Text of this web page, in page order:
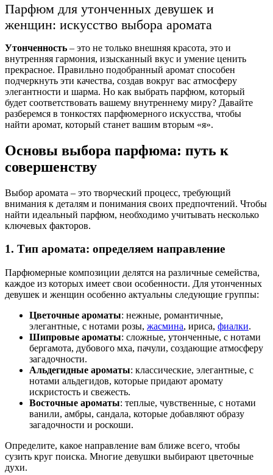
Парфюм для утонченных девушек и
женщин: искусство выбора аромата
Утонченность – это не только внешняя красота, это и
внутренняя гармония, изысканный вкус и умение ценить
прекрасное. Правильно подобранный аромат способен
подчеркнуть эти качества, создав вокруг вас атмосферу
элегантности и шарма. Но как выбрать парфюм, который
будет соответствовать вашему внутреннему миру? Давайте
разберемся в тонкостях парфюмерного искусства, чтобы
найти аромат, который станет вашим вторым «я».
Основы выбора парфюма: путь к
совершенству
Выбор аромата – это творческий процесс, требующий
внимания к деталям и понимания своих предпочтений. Чтобы
найти идеальный парфюм, необходимо учитывать несколько
ключевых факторов.
1. Тип аромата: определяем направление
Парфюмерные композиции делятся на различные семейства,
каждое из которых имеет свои особенности. Для утонченных
девушек и женщин особенно актуальны следующие группы:
Цветочные ароматы: нежные, романтичные,
элегантные, с нотами розы, жасмина, ириса, фиалки.
Шипровые ароматы: сложные, утонченные, с нотами
бергамота, дубового мха, пачули, создающие атмосферу
загадочности.
Альдегидные ароматы: классические, элегантные, с
нотами альдегидов, которые придают аромату
искристость и свежесть.
Восточные ароматы: теплые, чувственные, с нотами
ванили, амбры, сандала, которые добавляют образу
загадочности и роскоши.
Определите, какое направление вам ближе всего, чтобы
сузить круг поиска. Многие девушки выбирают цветочные
духи.